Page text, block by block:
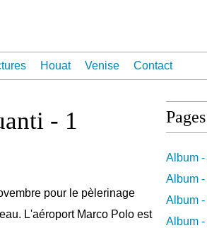
Houat Venise Contact
- 1
pour le pèlerinage
L'aéroport Marco Polo est
Pages
Album
Album
Album
Album